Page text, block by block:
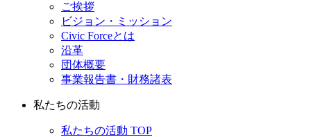
ご挨拶
ビジョン・ミッション
Civic Forceとは
沿革
団体概要
事業報告書・財務諸表
私たちの活動
私たちの活動 TOP